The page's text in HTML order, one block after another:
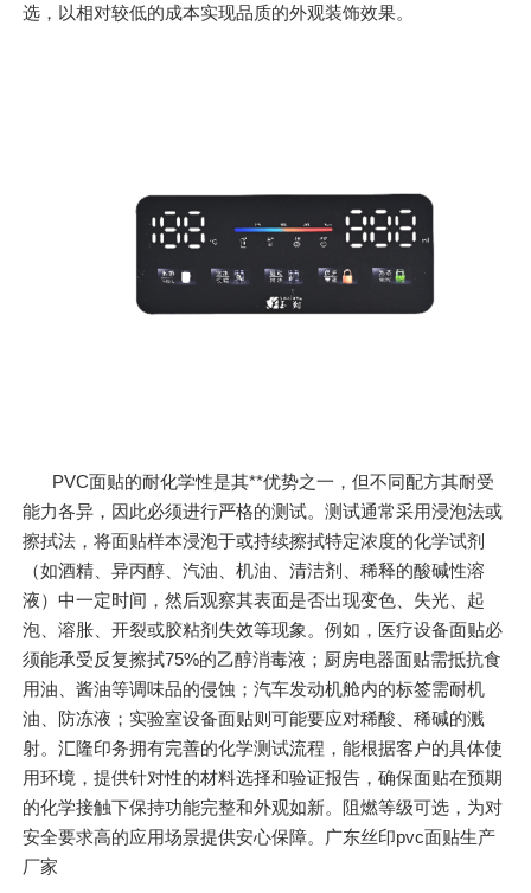
选，以相对较低的成本实现品质的外观装饰效果。
PVC面贴的耐化学性是其**优势之一，但不同配方其耐受
能力各异，因此必须进行严格的测试。测试通常采用浸泡法或
擦拭法，将面贴样本浸泡于或持续擦拭特定浓度的化学试剂
（如酒精、异丙醇、汽油、机油、清洁剂、稀释的酸碱性溶
液）中一定时间，然后观察其表面是否出现变色、失光、起
泡、溶胀、开裂或胶粘剂失效等现象。例如，医疗设备面贴必
须能承受反复擦拭75%的乙醇消毒液；厨房电器面贴需抵抗食
用油、酱油等调味品的侵蚀；汽车发动机舱内的标签需耐机
油、防冻液；实验室设备面贴则可能要应对稀酸、稀碱的溅
射。汇隆印务拥有完善的化学测试流程，能根据客户的具体使
用环境，提供针对性的材料选择和验证报告，确保面贴在预期
的化学接触下保持功能完整和外观如新。阻燃等级可选，为对
安全要求高的应用场景提供安心保障。广东丝印pvc面贴生产
厂家